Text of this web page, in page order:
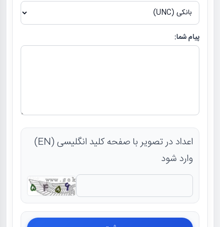
پیام شما:
اعداد در تصویر با صفحه کلید انگلیسی (EN)
وارد شود